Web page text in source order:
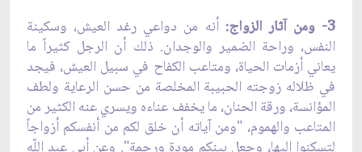
3- ومن آثار الزواج:
أنه من دواعي رغد العيش، وسكينة
النفس، وراحة الضمير والوجدان. ذلك أن الرجل كثيراً ما
يعاني أزمات الحياة، ومتاعب الكفاح في سبيل العيش، فيجد
في ظلاله زوجته الحبيبة المخلصة من حسن الرعاية ولطف
المؤانسة، ورقة الحنان، ما يخفف عناءه ويسري عنه الكثير من
المتاعب والهموم، "ومن آياته أن خلق لكم من أنفسكم أزواجاً